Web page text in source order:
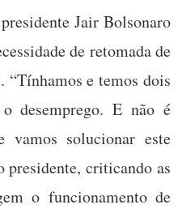
Jair Bolsonaro
de retomada de
“Tínhamos e temos dois
desemprego. E não é
vamos solucionar este
presidente, criticando as
o funcionamento de